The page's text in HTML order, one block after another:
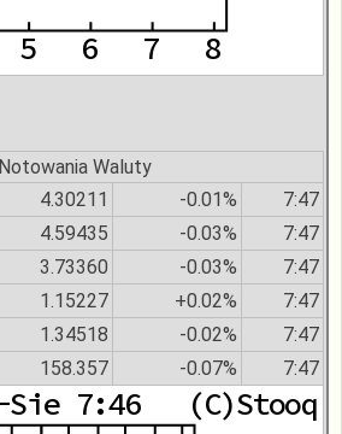
Notowania Waluty
4.30211 -0.01% 7:47
4.59435 -0.03% 7:47
3.73360 -0.03% 7:47
1.15227 +0.02% 7:47
1.34518 -0.02% 7:47
158.357 -0.07% 7:47